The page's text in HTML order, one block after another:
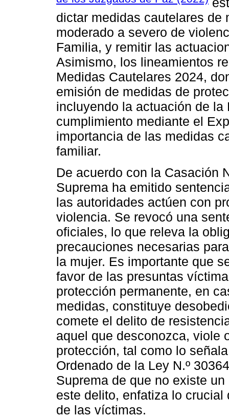
dictar medidas cautelares de
moderado a severo de
Familia, y remitir las
Asimismo, los lineamientos
Medidas Cautelares 2024,
emisión de medidas de
incluyendo la actuación de
cumplimiento mediante el
importancia de las medidas
familiar.
De acuerdo con la Casación
Suprema ha emitido
las autoridades actúen con
violencia. Se revocó una
oficiales, lo que releva la
precauciones necesarias
la mujer. Es importante que
favor de las presuntas
protección permanente, en
medidas, constituye
comete el delito de
aquel que desconozca, viole
protección, tal como lo
Ordenado de la Ley N.º
Suprema de que no existe
este delito, enfatiza lo
de las víctimas.